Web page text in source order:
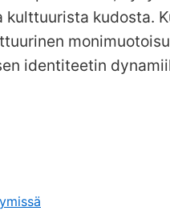
kudosta.
identiteetin